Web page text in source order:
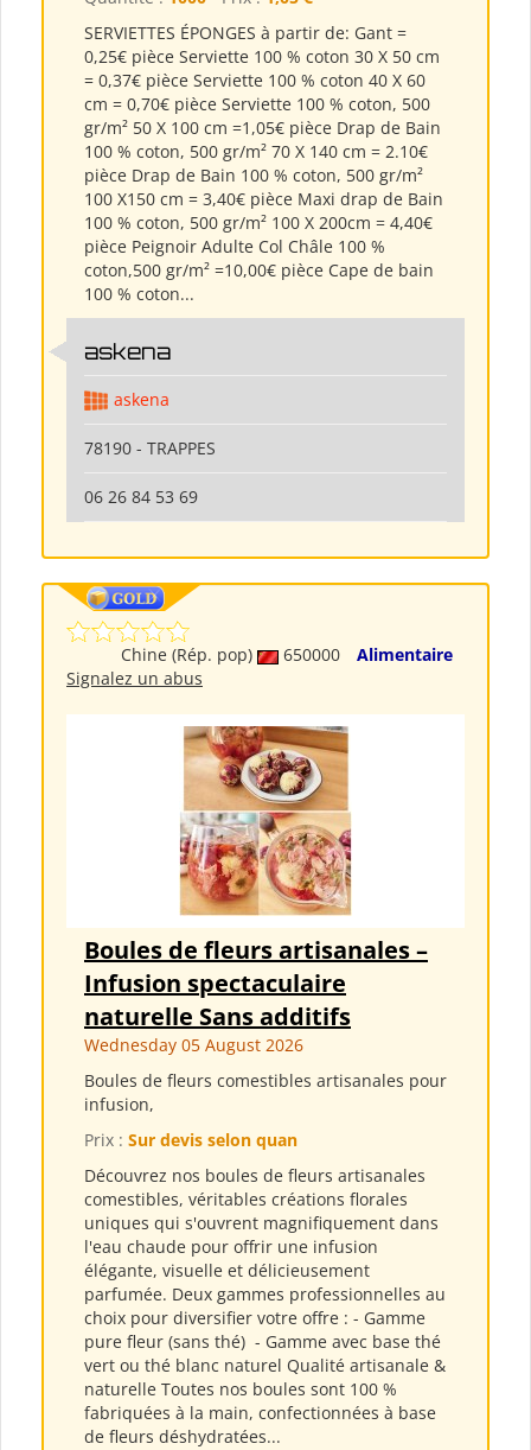
SERVIETTES ÉPONGES à partir de: Gant =
0,25€ pièce Serviette 100 % coton 30 X 50 cm
= 0,37€ pièce Serviette 100 % coton 40 X 60
cm = 0,70€ pièce Serviette 100 % coton, 500
gr/m² 50 X 100 cm =1,05€ pièce Drap de Bain
100 % coton, 500 gr/m² 70 X 140 cm = 2.10€
pièce Drap de Bain 100 % coton, 500 gr/m²
100 X150 cm = 3,40€ pièce Maxi drap de Bain
100 % coton, 500 gr/m² 100 X 200cm = 4,40€
pièce Peignoir Adulte Col Châle 100 %
coton,500 gr/m² =10,00€ pièce Cape de bain
100 % coton...
askena
askena
78190 - TRAPPES
06 26 84 53 69
Chine (Rép. pop) 650000
Alimentaire
Signalez un abus
Boules de fleurs artisanales –
Infusion spectaculaire
naturelle Sans additifs
Wednesday 05 August 2026
Boules de fleurs comestibles artisanales pour
infusion,
Prix : Sur devis selon quan
Découvrez nos boules de fleurs artisanales
comestibles, véritables créations florales
uniques qui s'ouvrent magnifiquement dans
l'eau chaude pour offrir une infusion
élégante, visuelle et délicieusement
parfumée. Deux gammes professionnelles au
choix pour diversifier votre offre : - Gamme
pure fleur (sans thé) ​ - Gamme avec base thé
vert ou thé blanc naturel Qualité artisanale &
naturelle Toutes nos boules sont 100 %
fabriquées à la main, confectionnées à base
de fleurs déshydratées...